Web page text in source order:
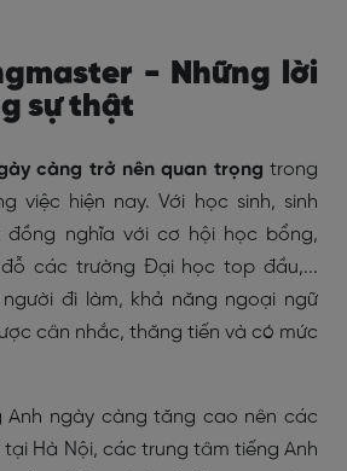
- Những lời
sự thật
càng trở nên quan trọng trong
việc hiện nay. Với học sinh, sinh
đồng nghĩa với cơ hội học bổng,
các trường Đại học top đầu,...
đi làm, khả năng ngoại ngữ
cân nhắc, thăng tiến và có mức
Anh ngày càng tăng cao nên các
Hà Nội, các trung tâm tiếng Anh